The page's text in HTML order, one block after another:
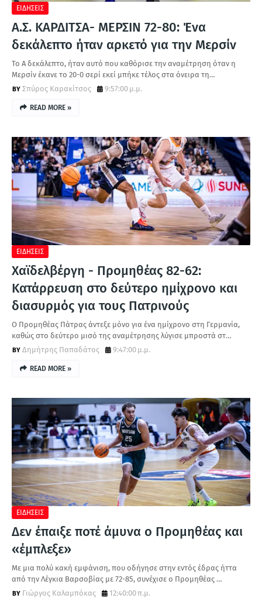
ΕΙΔΗΣΕΙΣ
Α.Σ. ΚΑΡΔΙΤΣΑ- ΜΕΡΣΙΝ 72-80: Ένα
δεκάλεπτο ήταν αρκετό για την Μερσίν
Το Α δεκάλεπτο, ήταν αυτό που καθόρισε την αναμέτρηση όταν η
Μερσίν έκανε το 20-0 σερί εκεί μπήκε τέλος στα όνειρα τη…
Σπύρος Καρακίτσος
9:57:00 μ.μ.
READ MORE »
ΕΙΔΗΣΕΙΣ
Χαϊδελβέργη - Προμηθέας 82-62:
Κατάρρευση στο δεύτερο ημίχρονο και
διασυρμός για τους Πατρινούς
Ο Προμηθέας Πάτρας άντεξε μόνο για ένα ημίχρονο στη Γερμανία,
καθώς στο δεύτερο μισό της αναμέτρησης λύγισε μπροστά στ…
Δημήτρης Παπαδάτος
9:47:00 μ.μ.
READ MORE »
ΕΙΔΗΣΕΙΣ
Δεν έπαιξε ποτέ άμυνα ο Προμηθέας και
«έμπλεξε»
Με μια πολύ κακή εμφάνιση, που οδήγησε στην εντός έδρας ήττα
από την Λέγκια Βαρσοβίας με 72-85, συνέχισε ο Προμηθέας …
Γιώργος Καλαμπόκας
12:40:00 π.μ.